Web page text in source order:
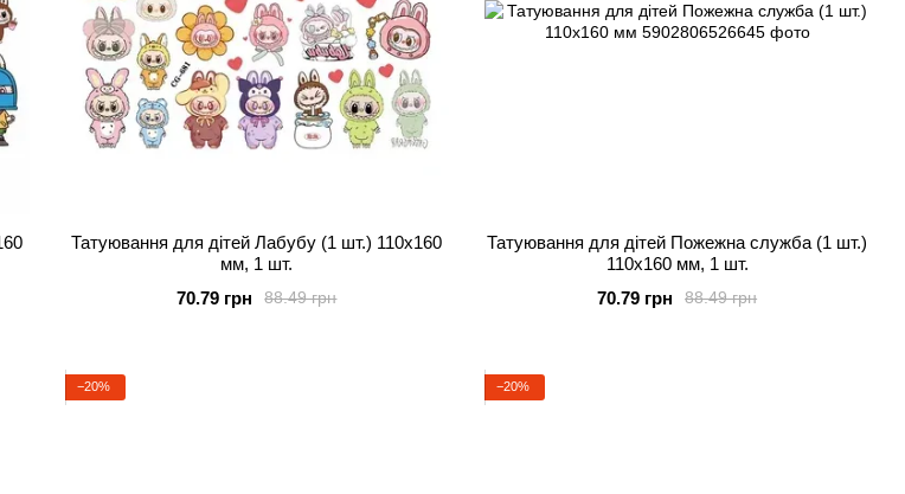
Татуювання для дітей Лабубу (1 шт.) 110х160
мм, 1 шт.
88.49 грн
70.79 грн
Татуювання для дітей Пожежна служба (1 шт.)
110х160 мм, 1 шт.
88.49 грн
70.79 грн
−20% −20%